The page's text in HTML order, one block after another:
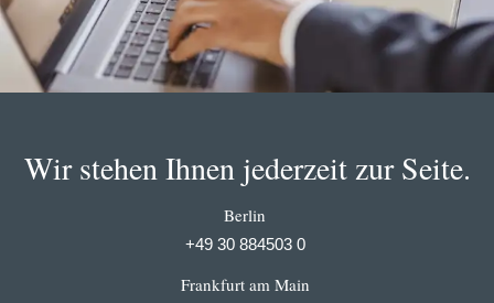
Wir stehen Ihnen jederzeit zur Seite.
Berlin
+49 30 884503 0
Frankfurt am Main